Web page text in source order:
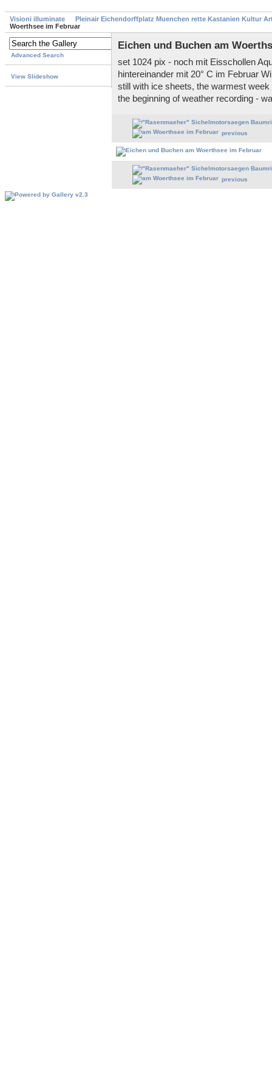
Visioni illuminate
Pleinair Eichendorffplatz Muenchen rette Kastanien Kultur
Woerthsee im Februar
Advanced Search
View Slideshow
Eichen und Buchen am
set 1024 pix - noch mit Eisschollen
hintereinander mit 20° C im Februar
still with ice sheets, the warmest
the beginning of weather recording -
previous
previous